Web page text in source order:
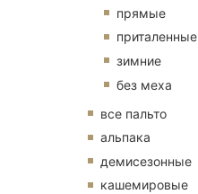
прямые
приталенные
зимние
без меха
все пальто
альпака
демисезонные
кашемировые